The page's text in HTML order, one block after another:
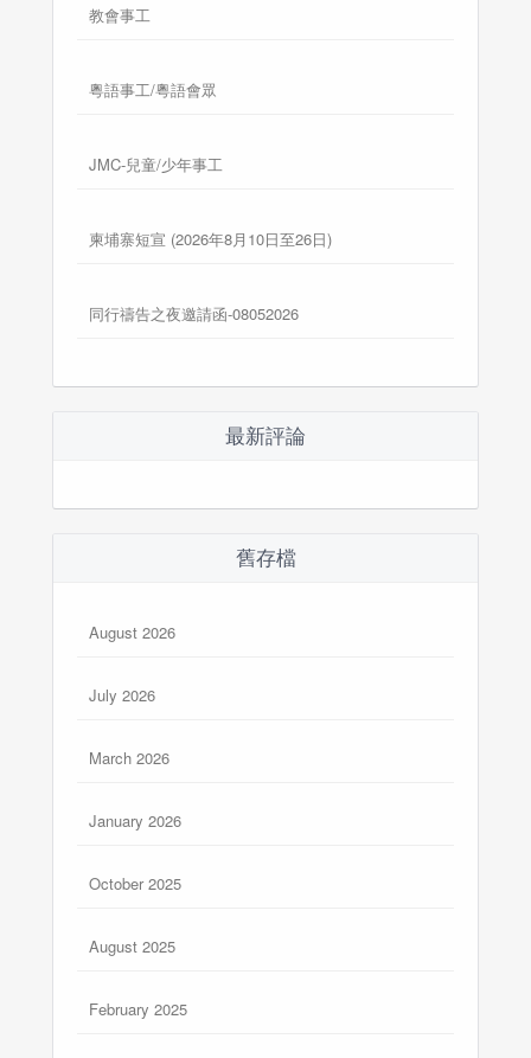
教會事工
粵語事工/粵語會眾
JMC-兒童/少年事工
柬埔寨短宣 (2026年8月10日至26日)
同行禱告之夜邀請函-08052026
最新評論
舊存檔
August 2026
July 2026
March 2026
January 2026
October 2025
August 2025
February 2025